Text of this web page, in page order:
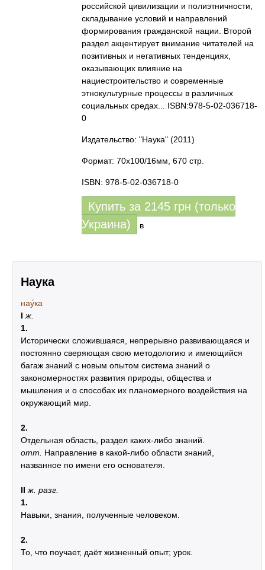
российской цивилизации и полиэтничности,
складывание условий и направлений
формирования гражданской нации. Второй
раздел акцентирует внимание читателей на
позитивных и негативных тенденциях,
оказывающих влияние на
нациестроительство и современные
этнокультурные процессы в различных
социальных средах... ISBN:978-5-02-036718-
0
Издательство: "Наука" (2011)
Формат: 70x100/16мм, 670 стр.
ISBN: 978-5-02-036718-0
Купить за 2145 грн (только
Украина)
в
Наука
нау́ка
I ж.
1.
Исторически сложившаяся, непрерывно развивающаяся и
постоянно сверяющая свою методологию и имеющийся
багаж знаний с новым опытом система знаний о
закономерностях развития природы, общества и
мышления и о способах их планомерного воздействия на
окружающий мир.
2.
Отдельная область, раздел каких-либо знаний.
отт.
Направление в какой-либо области знаний,
названное по имени его основателя.
II ж. разг.
1.
Навыки, знания, полученные человеком.
2.
То, что поучает, даёт жизненный опыт; урок.